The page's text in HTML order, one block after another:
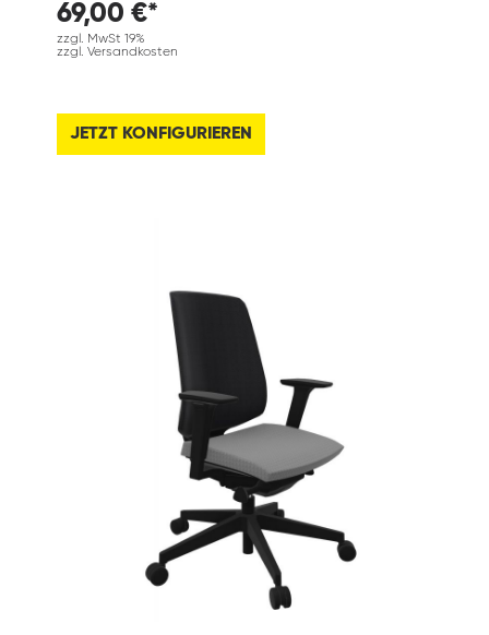
69,00 €*
zzgl. MwSt 19%
zzgl. Versandkosten
JETZT KONFIGURIEREN